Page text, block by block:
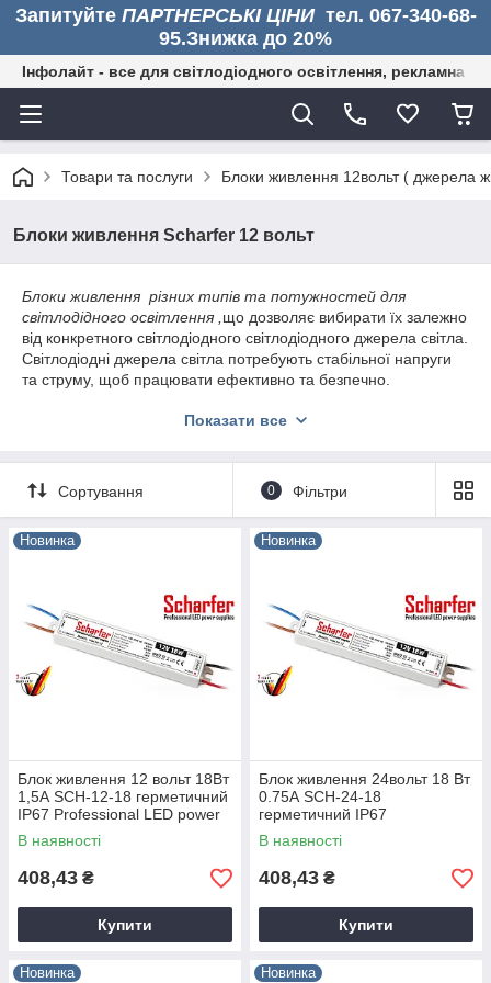
Запитуйте ПАРТНЕРСЬКІ ЦІНИтел. 067-340-68-
95.Знижка до 20%
Інфолайт - все для світлодіодного освітлення, рекламна
Товари та послуги Блоки живлення 12вольт ( джерела
Блоки живлення Scharfer 12 вольт
Блоки живлення різних типів та потужностей для
світлодідного освітлення , що дозволяє вибирати їх залежно
від конкретного світлодіодного світлодіодного джерела світла.
Світлодіодні джерела світла потребують стабільної напруги
та струму, щоб працювати ефективно та безпечно.
Блоки живлення Scharfer 12 вольт
Блоки живлення SWPower 12 вольт
Блоки живлення Rishang 12 вольт
Блоки живлення 12 вольт на DIN-рейку
Показати все
Сортування 0 Фільтри
Новинка
Блок живлення 12 вольт 18Вт
1,5А SCH-12-18 герметичний
IP67 Professional LED power
supplies Scharfer
В наявності
408,43 ₴
Купити
Новинка
Блок живлення 24вольт 18 Вт
0.75А SCH-24-18
герметичний IP67
Professional LED power
supplies Scharfer
В наявності
408,43 ₴
Купити
Новинка Новинка